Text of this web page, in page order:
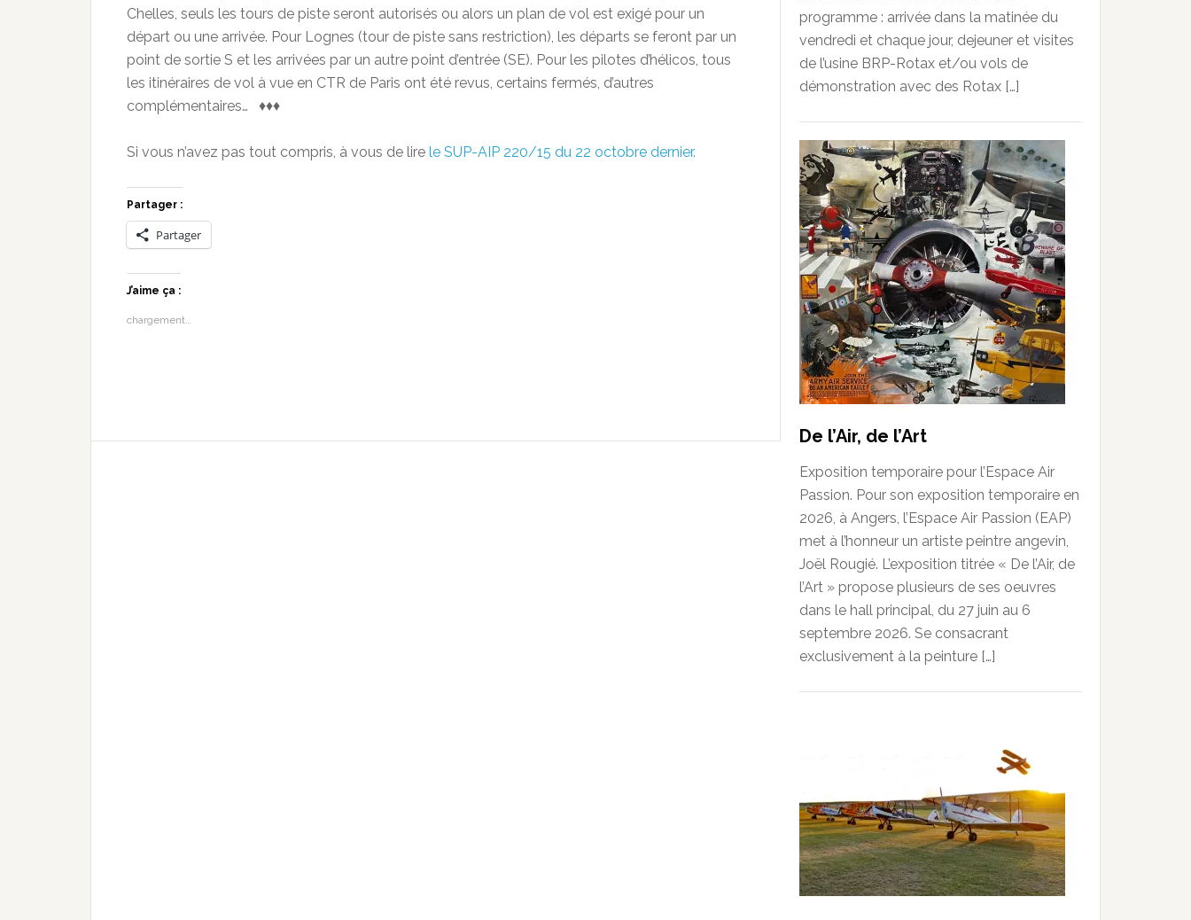
Chelles, seuls les tours de piste seront autorisés ou alors un plan de vol est exigé pour un
départ ou une arrivée. Pour Lognes (tour de piste sans restriction), les départs se feront par un
point de sortie S et les arrivées par un autre point d’entrée (SE). Pour les pilotes d’hélicos, tous
les itinéraires de vol à vue en CTR de Paris ont été revus, certains fermés, d’autres
complémentaires… ♦♦♦
Si vous n’avez pas tout compris, à vous de lire le SUP-AIP 220/15 du 22 octobre dernier.
Partager :
Partager
J’aime ça :
chargement…
programme : arrivée dans la matinée du
vendredi et chaque jour, dejeuner et visites
de l’usine BRP-Rotax et/ou vols de
démonstration avec des Rotax […]
De l’Air, de l’Art
Exposition temporaire pour l’Espace Air
Passion. Pour son exposition temporaire en
2026, à Angers, l’Espace Air Passion (EAP)
met à l’honneur un artiste peintre angevin,
Joël Rougié. L’exposition titrée « De l’Air, de
l’Art » propose plusieurs de ses oeuvres
dans le hall principal, du 27 juin au 6
septembre 2026. Se consacrant
exclusivement à la peinture […]